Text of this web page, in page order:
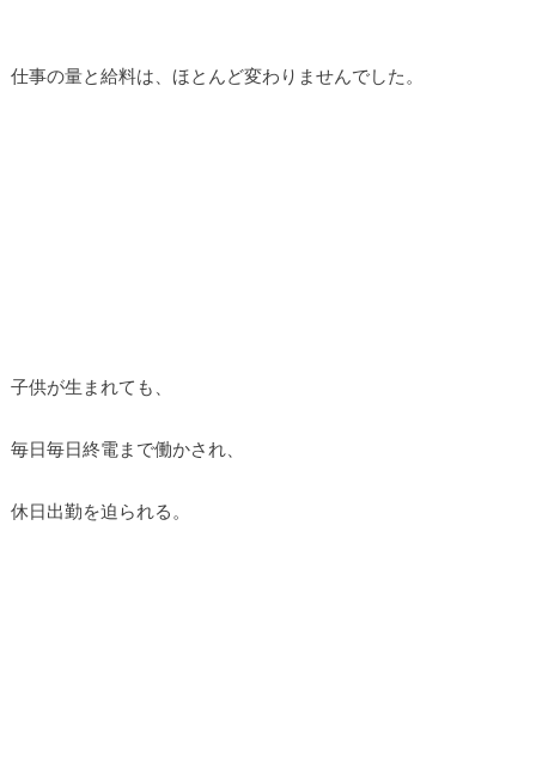
仕事の量と給料は、ほとんど変わりませんでした。
子供が生まれても、
毎日毎日終電まで働かされ、
休日出勤を迫られる。